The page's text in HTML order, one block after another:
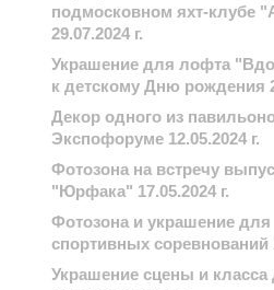
подмосковном яхт-клубе
29.07.2024 г.
Украшение для лофта
к детскому Дню рождения
Декор одного из
Экспофоруме 12.05.2024 г.
Фотозона на встречу
"Юрфака" 17.05.2024 г.
Фотозона и украшение для
спортивных соревнований
Украшение сцены и